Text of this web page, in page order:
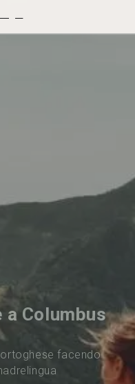
Columbus
facendo